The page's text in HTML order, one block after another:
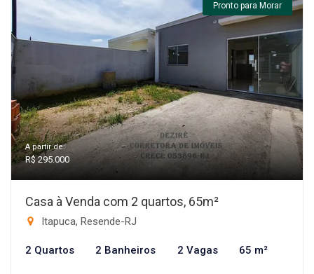
Pronto para Morar
A partir de:
R$ 295.000
Casa à Venda com 2 quartos, 65m²
Itapuca, Resende-RJ
2 Quartos 2 Banheiros 2 Vagas 65 m²